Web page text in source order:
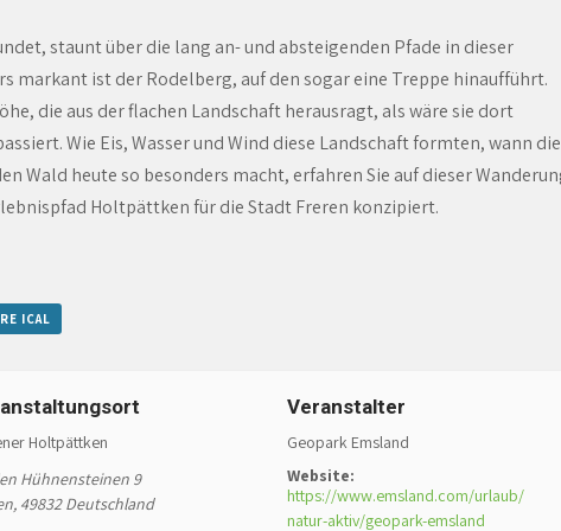
staunt über die lang an- und absteigenden Pfade in dieser
markant ist der Rodelberg, auf den sogar eine Treppe hinaufführt.
die aus der flachen Landschaft herausragt, als wäre sie dort
Wie Eis, Wasser und Wind diese Landschaft formten, wann die
Wald heute so besonders macht, erfahren Sie auf dieser
Holtpättken für die Stadt Freren konzipiert.
ICAL
Holtpättken
Hühnensteinen 9
, 49832 Deutschland
Veranstalter
Geopark Emsland
Website:
https://www.emsland.com/urlaub/
natur-aktiv/geopark-emsland